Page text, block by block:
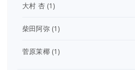
大村 杏(1)
柴田阿弥(1)
菅原茉椰(1)